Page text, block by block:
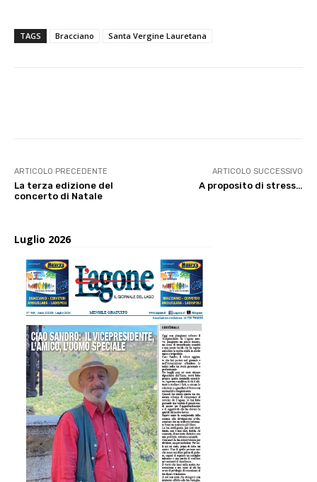
TAGS Bracciano Santa Vergine Lauretana
ARTICOLO PRECEDENTE
La terza edizione del
concerto di Natale
ARTICOLO SUCCESSIVO
A proposito di stress…
Luglio 2026